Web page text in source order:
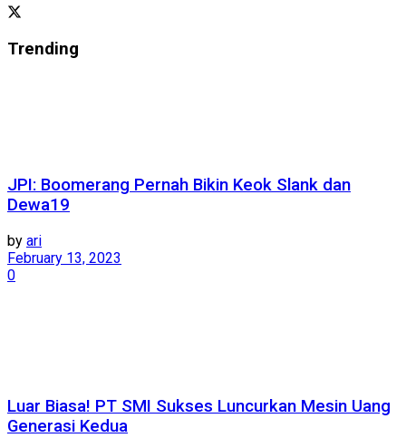
Trending
JPI: Boomerang Pernah Bikin Keok Slank dan
Dewa19
by ari
February 13, 2023
0
Luar Biasa! PT SMI Sukses Luncurkan Mesin Uang
Generasi Kedua